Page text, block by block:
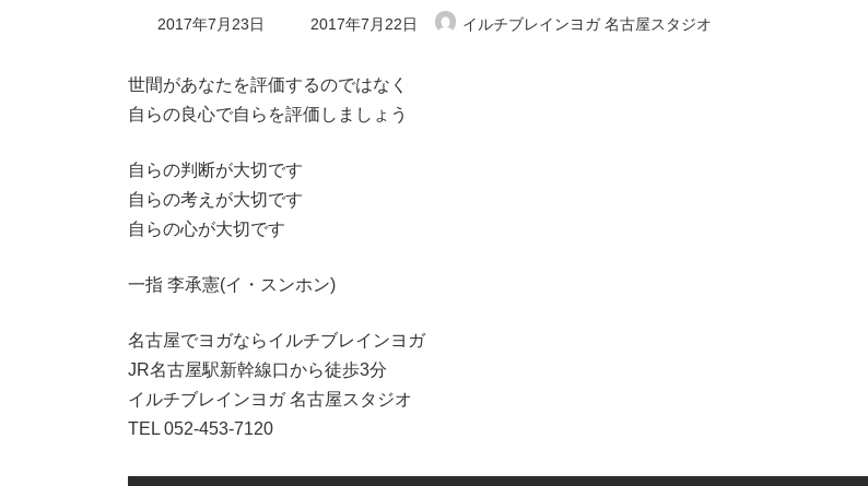
2017年7月23日
最
終
新
日
時
2017年7月22日 イルチブレインヨガ 名古屋スタジオ
世間があなたを評価するのではなく
自らの良心で自らを評価しましょう
自らの判断が大切です
自らの考えが大切です
自らの心が大切です
一指 李承憲(イ・スンホン)
名古屋でヨガならイルチブレインヨガ
JR名古屋駅新幹線口から徒歩3分
イルチブレインヨガ 名古屋スタジオ
TEL 052-453-7120